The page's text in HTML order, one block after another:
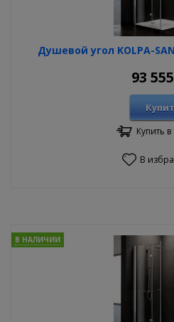
Душевой угол KOLPA-
93 555
Купить
В
В НАЛИЧИИ